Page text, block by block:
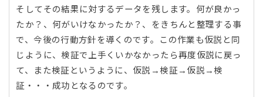
そしてその結果に対するデータを残します。何が良かっ
たか？、何がいけなかったか？、をきちんと整理する事
で、今後の行動方針を導くのです。この作業も仮説と同
じように、検証で上手くいかなかったら再度仮説に戻っ
て、また検証というように、仮説→検証→仮説→検
証・・・成功となるのです。